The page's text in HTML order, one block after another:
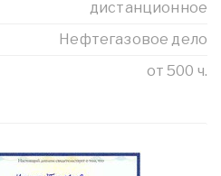
дистанционное
Нефтегазовое дело
от 500 ч.